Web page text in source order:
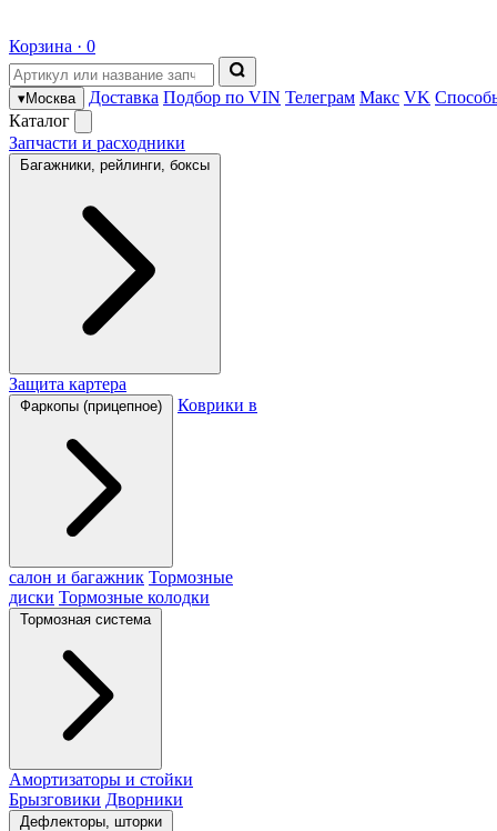
Корзина · 0
▾Москва Доставка Подбор по VIN Телеграм Макс VK
Каталог
Запчасти и расходники
Багажники, рейлинги, боксы
Защита картера
Фаркопы (прицепное) Коврики в
салон и багажник Тормозные
диски Тормозные колодки
Тормозная система
Амортизаторы и стойки
Брызговики Дворники
Дефлекторы, шторки